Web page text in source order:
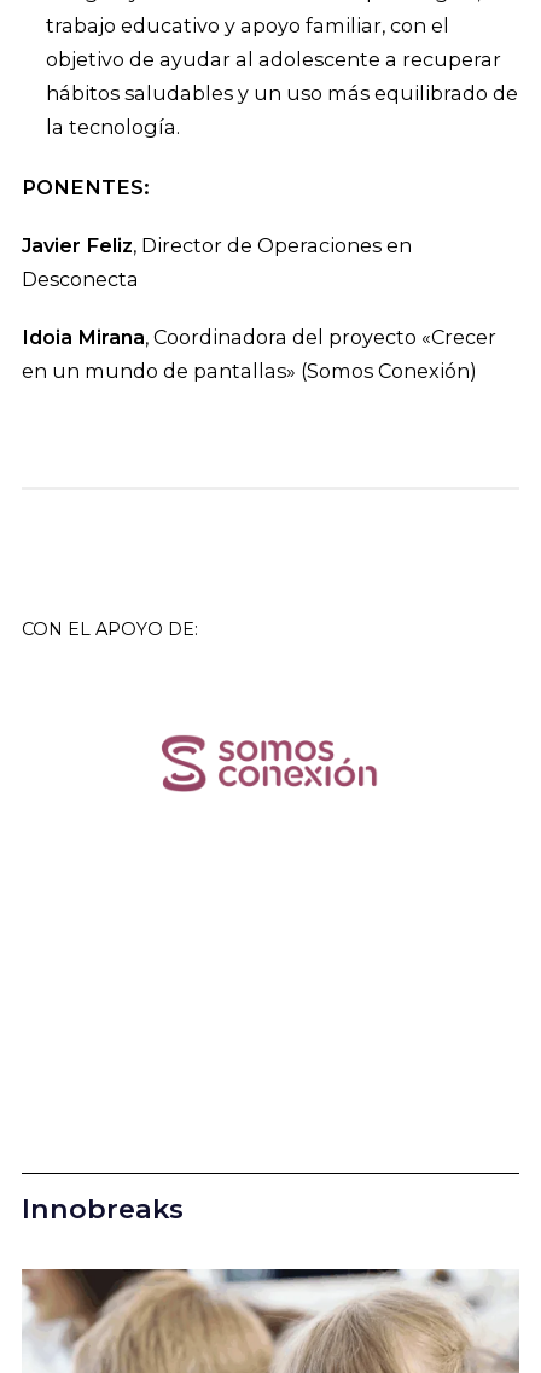
trabajo educativo y apoyo familiar, con el
objetivo de ayudar al adolescente a recuperar
hábitos saludables y un uso más equilibrado de
la tecnología.
PONENTES:
Javier Feliz, Director de Operaciones en
Desconecta
Idoia Mirana, Coordinadora del proyecto «Crecer
en un mundo de pantallas» (Somos Conexión)
CON EL APOYO DE:
Innobreaks